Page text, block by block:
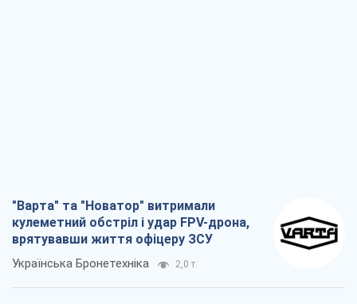
"Варта" та "Новатор" витримали
кулеметний обстріл і удар FPV-дрона,
врятувавши життя офіцеру ЗСУ
Українська Бронетехніка 2,0 т.